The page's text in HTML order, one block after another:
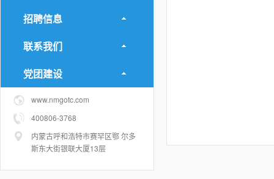
招聘信息
联系我们
党团建设
www.nmgotc.com
400806-3768
内蒙古呼和浩特市赛罕区鄂 尔多
斯东大街银联大厦13层